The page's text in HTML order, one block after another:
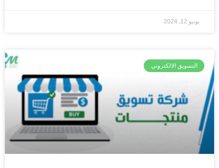
يونيو 12, 2024
التسويق الالكتروني